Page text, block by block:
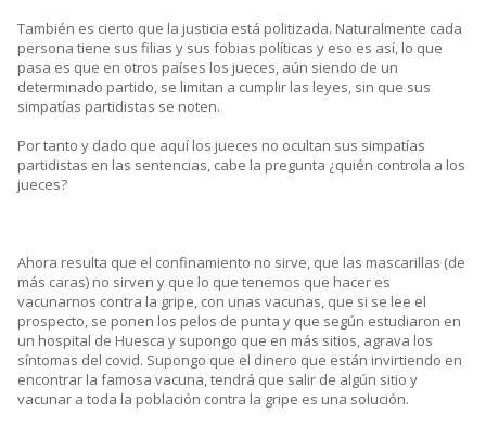
También es cierto que la justicia está politizada. Naturalmente cada
persona tiene sus filias y sus fobias políticas y eso es así, lo que
pasa es que en otros países los jueces, aún siendo de un
determinado partido, se limitan a cumplir las leyes, sin que sus
simpatías partidistas se noten.
Por tanto y dado que aquí los jueces no ocultan sus simpatías
partidistas en las sentencias, cabe la pregunta ¿quién controla a los
jueces?
Ahora resulta que el confinamiento no sirve, que las mascarillas (de
más caras) no sirven y que lo que tenemos que hacer es
vacunarnos contra la gripe, con unas vacunas, que si se lee el
prospecto, se ponen los pelos de punta y que según estudiaron en
un hospital de Huesca y supongo que en más sitios, agrava los
síntomas del covid. Supongo que el dinero que están invirtiendo en
encontrar la famosa vacuna, tendrá que salir de algún sitio y
vacunar a toda la población contra la gripe es una solución.